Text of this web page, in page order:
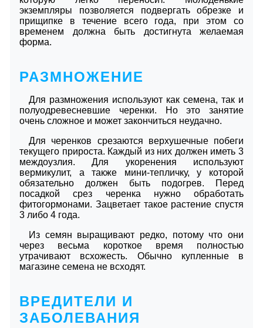
экземпляры позволяется подвергать обрезке и
прищипке в течение всего года, при этом со
временем должна быть достигнута желаемая
форма.
РАЗМНОЖЕНИЕ
Для размножения используют как семена, так и
полуодревесневшие черенки. Но это занятие
очень сложное и может закончиться неудачно.
Для черенков срезаются верхушечные побеги
текущего прироста. Каждый из них должен иметь 3
междоузлия. Для укоренения используют
вермикулит, а также мини-тепличку, у которой
обязательно должен быть подогрев. Перед
посадкой срез черенка нужно обработать
фитогормонами. Зацветает такое растение спустя
3 либо 4 года.
Из семян выращивают редко, потому что они
через весьма короткое время полностью
утрачивают всхожесть. Обычно купленные в
магазине семена не всходят.
ВРЕДИТЕЛИ И
ЗАБОЛЕВАНИЯ